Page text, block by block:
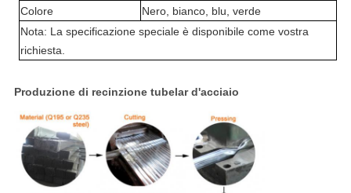
Colore
Nero, bianco, blu, verde
Nota: La specificazione speciale è disponibile come vostra
richiesta.
Produzione di recinzione tubelar d'acciaio